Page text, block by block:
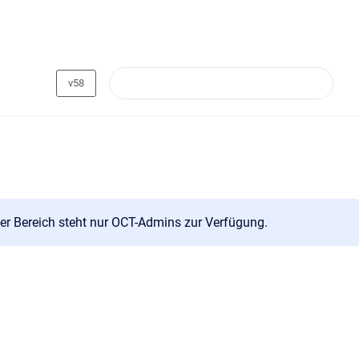
v58
Bereich steht nur OCT-Admins zur Verfügung.